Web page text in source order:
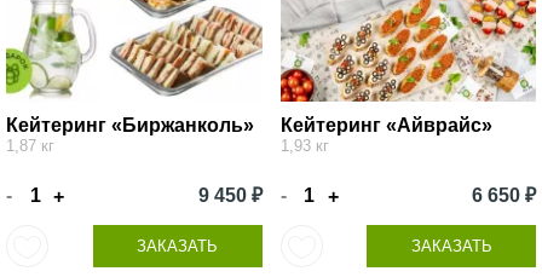
Кейтеринг «Биржанколь»
1,87 кг
- + 9 450 ₽
ЗАКАЗАТЬ
Кейтеринг «Айврайс»
1,93 кг
- + 6 650 ₽
ЗАКАЗАТЬ